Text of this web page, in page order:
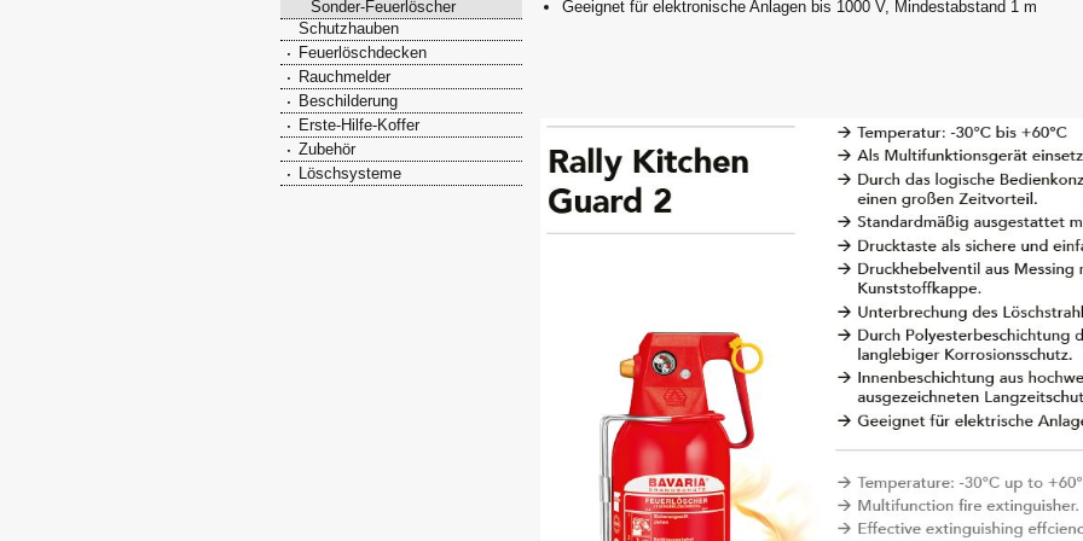
Sonder-Feuerlöscher
Schutzhauben
Feuerlöschdecken
Rauchmelder
Beschilderung
Erste-Hilfe-Koffer
Zubehör
Löschsysteme
Geeignet für elektronische Anlagen bis 1000 V, Mindestabstand 1 m